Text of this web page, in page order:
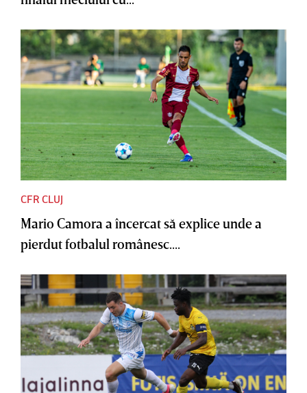
CFR CLUJ
Mario Camora a încercat să explice unde a
pierdut fotbalul românesc....